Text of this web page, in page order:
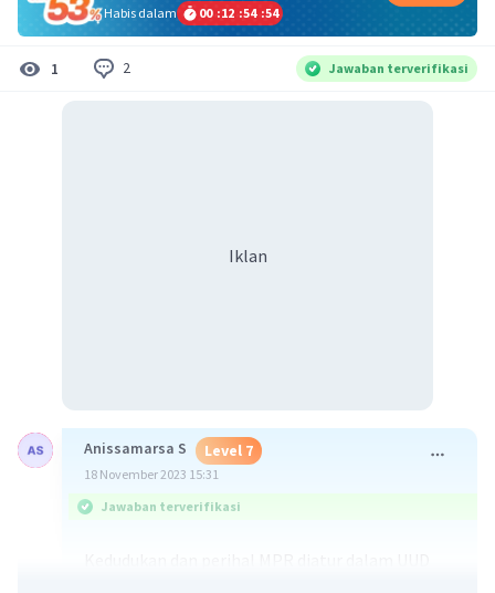
Habis dalam
00 :12 :54 :53
1 2 Jawaban terverifikasi
Iklan
Anissamarsa S Level 7
18 November 2023 15:31
Jawaban terverifikasi